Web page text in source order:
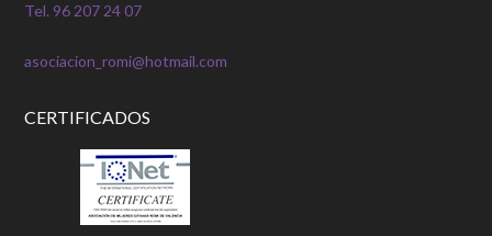
Tel. 96 207 24 07
asociacion_romi@hotmail.com
CERTIFICADOS